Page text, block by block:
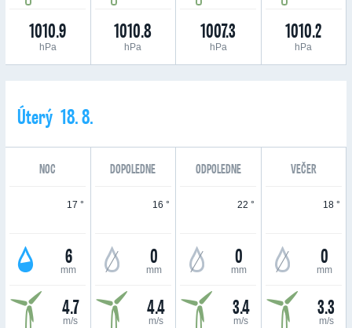
1010.9
hPa
1010.8
hPa
1007.3
hPa
1010.2
hPa
Úterý 18. 8.
NOC DOPOLEDNE ODPOLEDNE VEČER
17 °
6
mm
4.7
m/s
16 °
0
mm
4.4
m/s
22 °
0
mm
3.4
m/s
18 °
0
mm
3.3
m/s